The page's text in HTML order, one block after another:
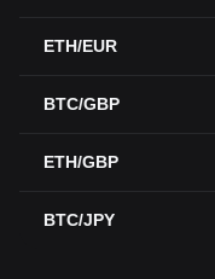
ETH/EUR
BTC/GBP
ETH/GBP
BTC/JPY